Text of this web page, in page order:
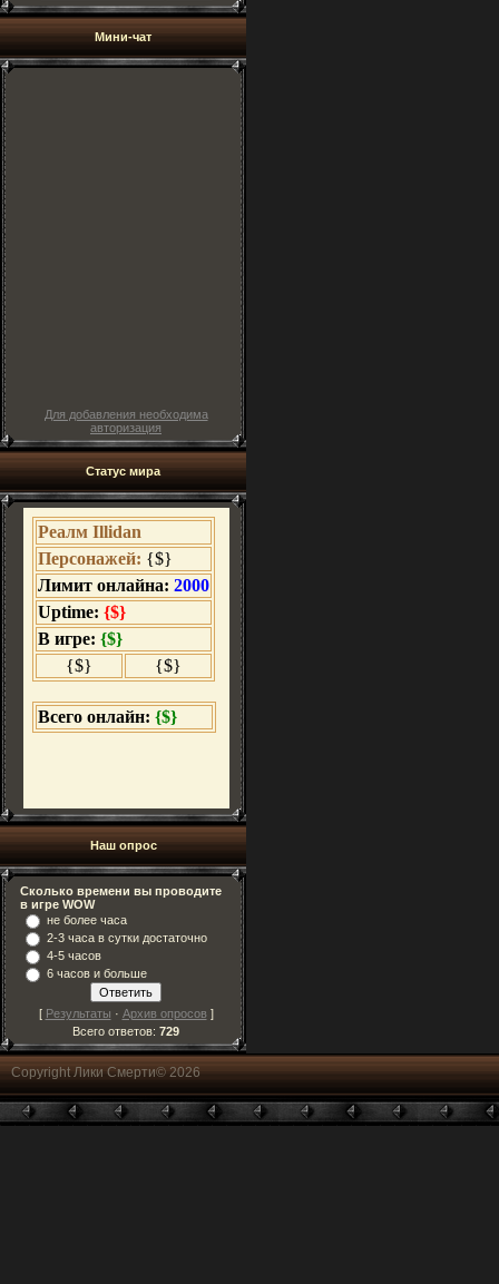
Мини-чат
Для добавления необходима
авторизация
Статус мира
Наш опрос
Сколько времени вы проводите
в игре WOW
не более часа
2-3 часа в сутки достаточно
4-5 часов
6 часов и больше
[ Результаты · Архив опросов ]
Всего ответов: 729
Copyright Лики Смерти© 2026